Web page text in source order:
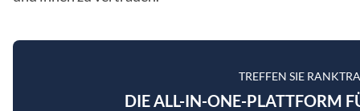
TREFFEN SIE
DIE ALL-IN-ONE-PLATTFORM